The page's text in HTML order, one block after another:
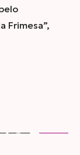
Frimesa”,